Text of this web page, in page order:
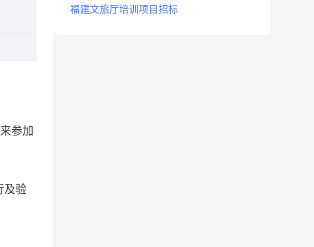
参加
及验
福建文旅厅培训项目招标